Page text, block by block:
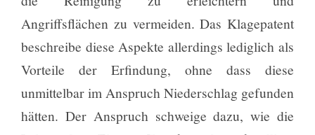
Angriffsflächen zu vermeiden. Das Klagepatent
beschreibe diese Aspekte allerdings lediglich als
Vorteile der Erfindung, ohne dass diese
unmittelbar im Anspruch Niederschlag gefunden
hätten. Der Anspruch schweige dazu, wie die